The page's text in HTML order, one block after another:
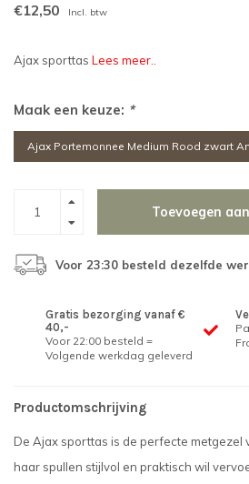
€12,50 Incl. btw
Ajax sporttas Lees meer..
Maak een keuze: *
Ajax Portemonnee Medium Rood zwart
Toevoegen
Voor 23:30 besteld dezelfde
Gratis bezorging vanaf €
40,-
Voor 22:00 besteld =
Volgende werkdag geleverd
Productomschrijving
De Ajax sporttas is de perfecte metgezel
haar spullen stijlvol en praktisch wil